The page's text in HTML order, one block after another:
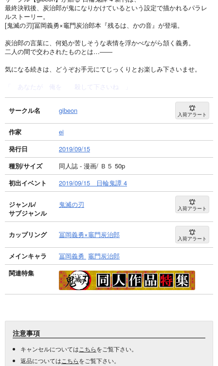
最終決戦後、炭治郎が鬼になりかけているという設定で描かれるパラレ
ルストーリー。
[鬼滅の刃]冨岡義勇×竈門炭治郎本『残るは、かの音』が登場。
炭治郎の言葉に、何処か苦しそうな表情を浮かべながら頷く義勇。
二人の間で交わされたものとは…――
気になる続きは、どうぞお手元にてじっくりとお楽しみ下さいませ。
「 あなたが 俺を 殺して下さいね 」
サークル名 gibeon 入荷アラート
作家
ei
発行日
2019/09/15
種別/サイズ
同人誌 - 漫画/ Ｂ５ 50p
初出イベント
2019/09/15 日輪鬼譚 4
ジャンル/
サブジャンル
鬼滅の刃 入荷アラート
カップリング 冨岡義勇×竈門炭治郎 入荷アラート
メインキャラ 冨岡義勇 竈門炭治郎
関連特集
注意事項
キャンセルについては こちらをご覧下さい。
返品については こちらをご覧下さい。